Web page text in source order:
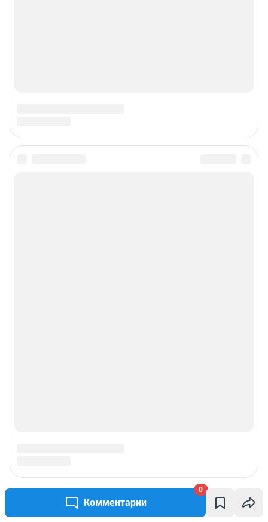
Комментарии
0